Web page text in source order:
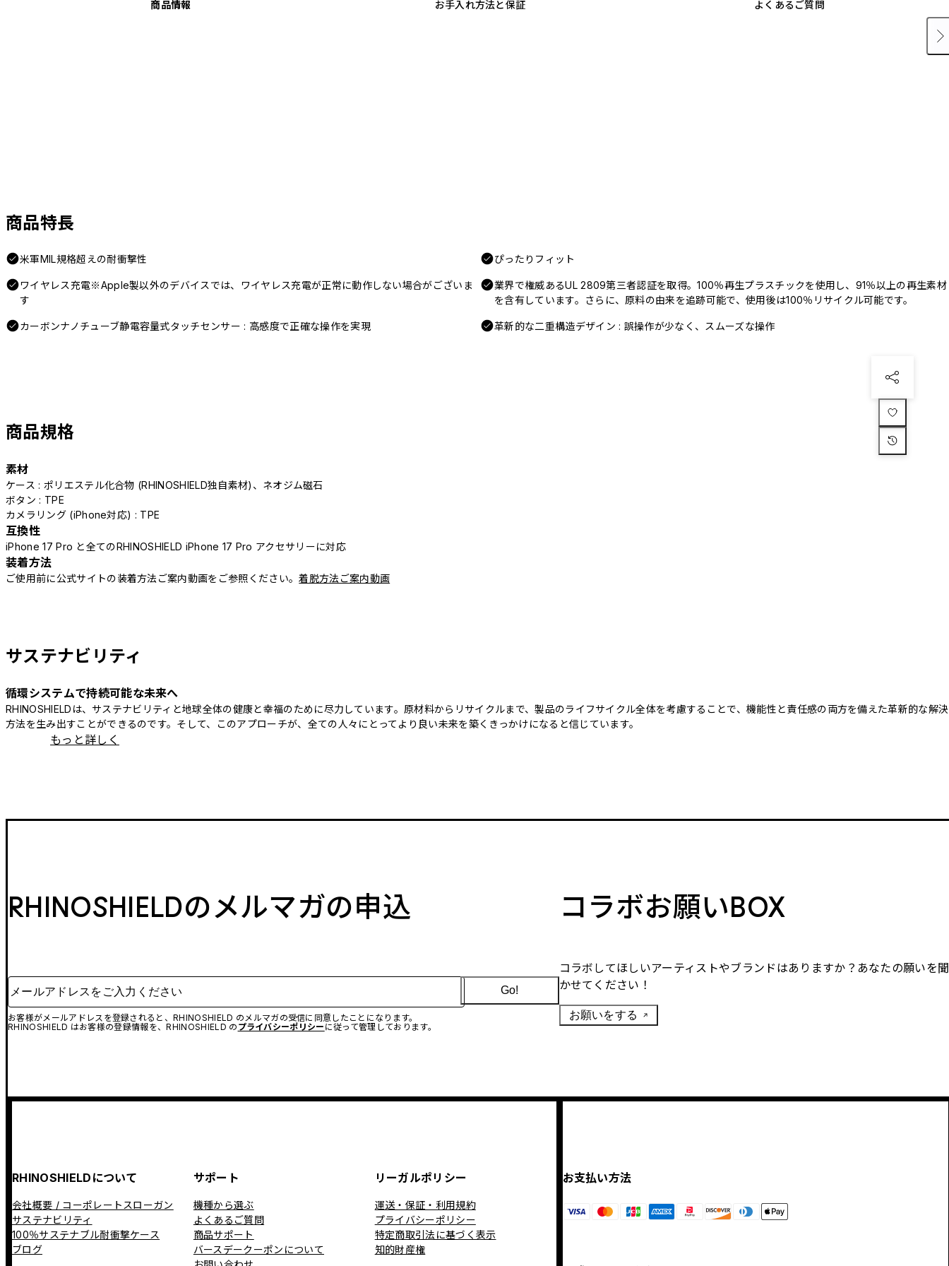
商品情報 お手入れ方法と保証 よくあるご質問
商品特長
米軍MIL規格超えの耐衝撃性 ぴったりフィット
ワイヤレス充電※Apple製以外のデバイスでは、ワイヤレス充電が正常に動作しない場合がございま
す
業界で権威あるUL 2809第三者認証を取得。100％再生プラスチックを使用し、91％以上の再生素材
を含有しています。さらに、原料の由来を追跡可能で、使用後は100％リサイクル可能です。
カーボンナノチューブ静電容量式タッチセンサー : 高感度で正確な操作を実現 革新的な二重構造デザイン : 誤操作が少なく、スムーズな操作
商品規格
素材
ケース : ポリエステル化合物 (RHINOSHIELD独自素材)、ネオジム磁石
ボタン : TPE
カメラリング (iPhone対応) : TPE
互換性
iPhone 17 Pro と全てのRHINOSHIELD iPhone 17 Pro アクセサリーに対応
装着方法
ご使用前に公式サイトの装着方法ご案内動画をご参照ください。着脱方法ご案内動画
サステナビリティ
循環システムで持続可能な未来へ
RHINOSHIELDは、サステナビリティと地球全体の健康と幸福のために尽力しています。原材料からリサイクルまで、製品のライフサイクル全体を考慮することで、機能性と責任感の両方を備えた革新的な解決
方法を生み出すことができるのです。そして、このアプローチが、全ての人々にとってより良い未来を築くきっかけになると信じています。
もっと詳しく
RHINOSHIELDのメルマガの申込
メールアドレスをご入力ください
お客様がメールアドレスを登録されると、RHINOSHIELD のメルマガの受信に同意したことになります。
RHINOSHIELD はお客様の登録情報を、RHINOSHIELD の プライバシーポリシー に従って管理しております。
Go!
コラボお願いBOX
コラボしてほしいアーティストやブランドはありますか？あなたの願いを聞
かせてください！
お願いをする
RHINOSHIELDについて
会社概要 / コーポレートスローガン
サステナビリティ
100％サステナブル耐衝撃ケース
ブログ
サポート
機種から選ぶ
よくあるご質問
商品サポート
バースデークーポンについて
リーガルポリシー
運送・保証・利用規約
プライバシーポリシー
特定商取引法に基づく表示
知的財産権
お支払い方法